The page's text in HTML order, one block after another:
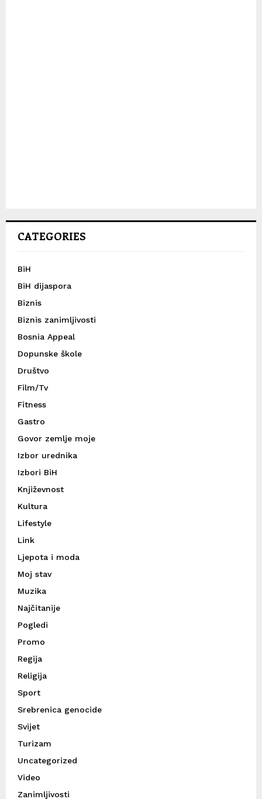
CATEGORIES
BiH
BiH dijaspora
Biznis
Biznis zanimljivosti
Bosnia Appeal
Dopunske škole
Društvo
Film/Tv
Fitness
Gastro
Govor zemlje moje
Izbor urednika
Izbori BiH
Književnost
Kultura
Lifestyle
Link
Ljepota i moda
Moj stav
Muzika
Najčitanije
Pogledi
Promo
Regija
Religija
Sport
Srebrenica genocide
Svijet
Turizam
Uncategorized
Video
Zanimljivosti